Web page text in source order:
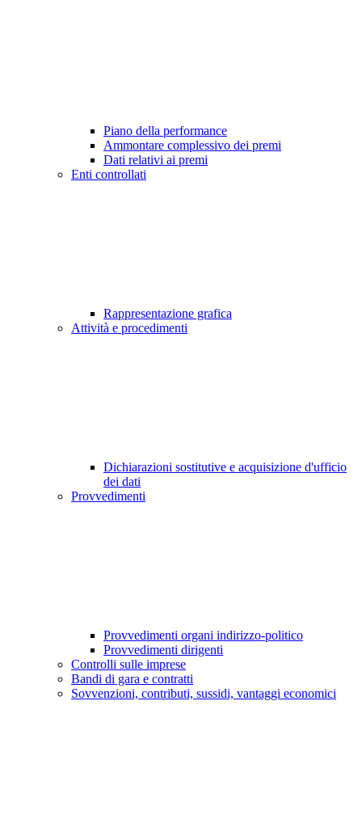
Piano della performance
Ammontare complessivo dei premi
Dati relativi ai premi
Enti controllati
Rappresentazione grafica
Attività e procedimenti
Dichiarazioni sostitutive e acquisizione d'ufficio
dei dati
Provvedimenti
Provvedimenti organi indirizzo-politico
Provvedimenti dirigenti
Controlli sulle imprese
Bandi di gara e contratti
Sovvenzioni, contributi, sussidi, vantaggi economici